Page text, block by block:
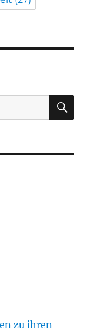
zu ihren